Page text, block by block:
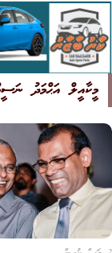
މީކާއީލް އަޙްމަދު ނަސީމް